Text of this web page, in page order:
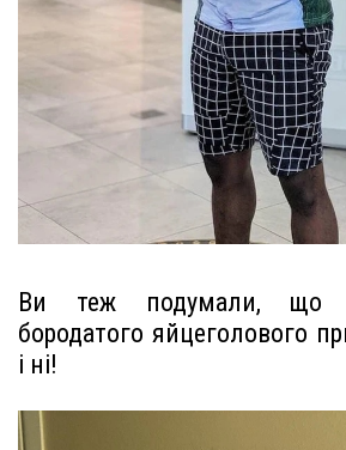
Ви теж подумали, що
бородатого яйцеголового
і ні!